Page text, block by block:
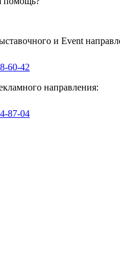
и Event
60-42
направления:
87-04